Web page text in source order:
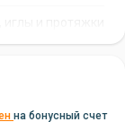
Ее
на бонусный счет